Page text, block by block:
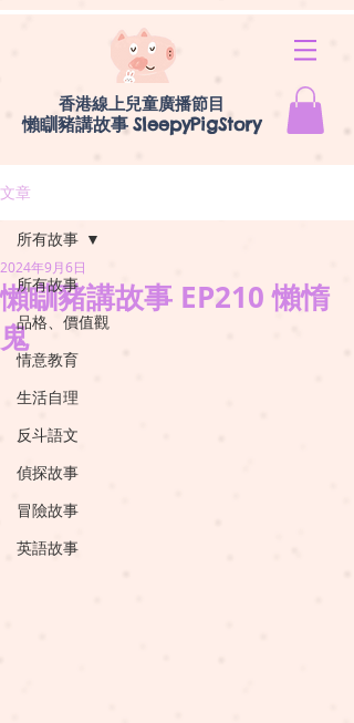
香港線上兒童廣播節目
懶瞓豬講故事 SleepyPigStory
文章
所有故事
品格、價值觀
情意教育
生活自理
反斗語文
偵探故事
冒險故事
英語故事
所有故事
懶瞓豬講故事 EP210 懶惰
鬼
2024年9月6日